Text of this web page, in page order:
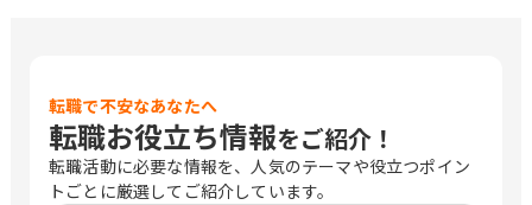
転職で不安なあなたへ
転職お役立ち情報をご紹介！
転職活動に必要な情報を、人気のテーマや役立つポイン
トごとに厳選してご紹介しています。